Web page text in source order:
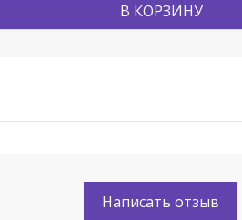
В КОРЗИНУ
Написать отзыв